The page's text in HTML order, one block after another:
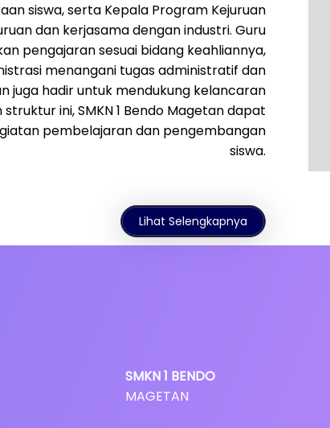
siswa, serta Kepala Program Kejuruan
dan kerjasama dengan industri. Guru
pengajaran sesuai bidang keahliannya,
menangani tugas administratif dan
juga hadir untuk mendukung kelancaran
ini, SMKN 1 Bendo Magetan dapat
pembelajaran dan pengembangan
siswa.
Lihat Selengkapnya
SMKN1 BENDO
MAGETAN